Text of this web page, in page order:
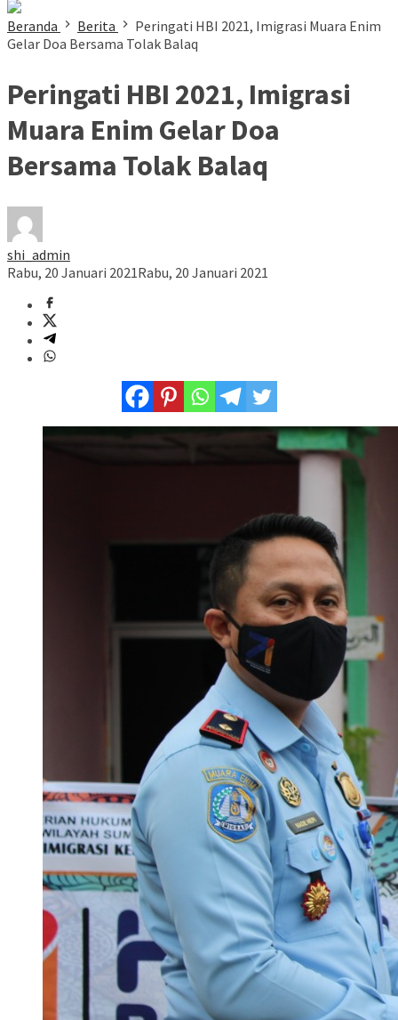
Beranda
Berita
Peringati HBI 2021, Imigrasi Muara Enim
Gelar Doa Bersama Tolak Balaq
Peringati HBI 2021, Imigrasi
Muara Enim Gelar Doa
Bersama Tolak Balaq
shi_admin
Rabu, 20 Januari 2021Rabu, 20 Januari 2021